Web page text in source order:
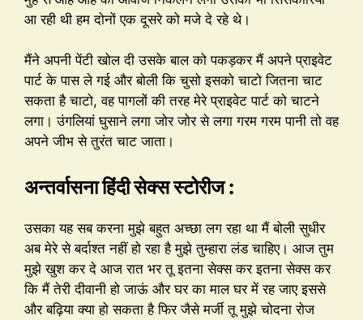
आ रही थी हम दोनों एक दूसरे को मजे दे रहे थे।
मैंने अपनी पेंटी खोल दी उसके बाल को पकड़कर मैं अपने प्राइवेट
पार्ट के पास ले गई और बोली कि चुसो इसको चाटो जितना चाट
सकता है चाटो, वह पागलों की तरह मेरे प्राइवेट पार्ट को चाटने
लगा। उंगलियां घुसाने लगा जोर जोर से लगा गरम गरम पानी तो वह
अपने जीभ से तुरंत चाट जाता।
अन्तर्वासना हिंदी सेक्स स्टोरीज :
उसका यह सब करना मुझे बहुत अच्छा लग रहा था मैं बोली सुधीर
अब मेरे से बर्दाश्त नहीं हो रहा है मुझे तुम्हारा लंड चाहिए। आज तुम
मुझे खुश कर दे आज रात भर तू इतना सेक्स कर इतना सेक्स कर
कि मैं तेरी दीवानी हो जाऊं और घर का माल घर में रह जाए इससे
और बढ़िया क्या हो सकता है फिर जैसे मर्जी तू मुझे चोदना रोज